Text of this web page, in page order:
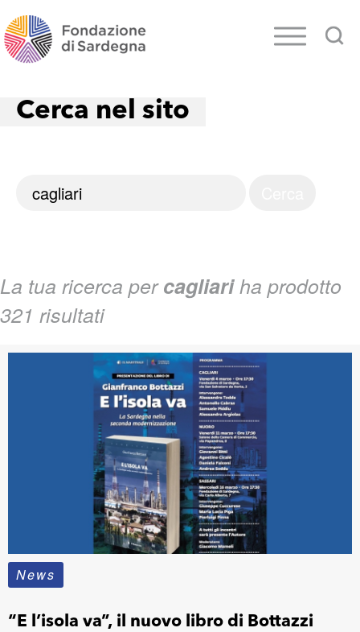
Cerca nel sito
La tua ricerca percagliari ha prodotto
321 risultati
News
“E l’isola va”, il nuovo libro di Bottazzi